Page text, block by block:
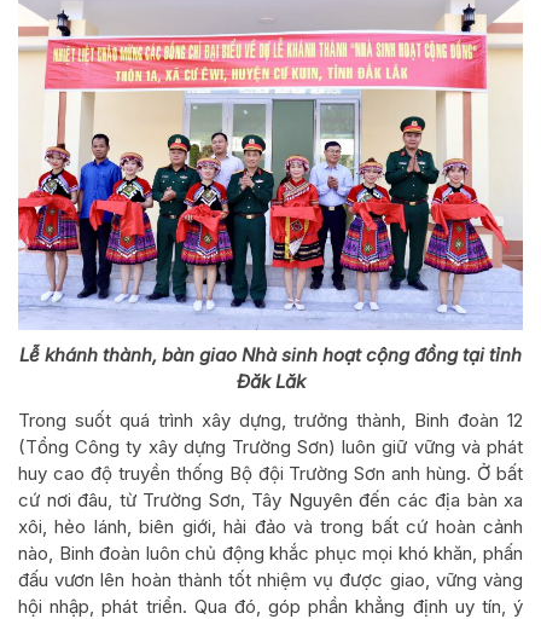
Lễ khánh thành, bàn giao Nhà sinh hoạt cộng đồng tại tỉnh
Đăk Lăk
Trong suốt quá trình xây dựng, trưởng thành, Binh đoàn 12
(Tổng Công ty xây dựng Trường Sơn) luôn giữ vững và phát
huy cao độ truyền thống Bộ đội Trường Sơn anh hùng. Ở bất
cứ nơi đâu, từ Trường Sơn, Tây Nguyên đến các địa bàn xa
xôi, hẻo lánh, biên giới, hải đảo và trong bất cứ hoàn cảnh
nào, Binh đoàn luôn chủ động khắc phục mọi khó khăn, phấn
đấu vươn lên hoàn thành tốt nhiệm vụ được giao, vững vàng
hội nhập, phát triển. Qua đó, góp phần khẳng định uy tín, ý